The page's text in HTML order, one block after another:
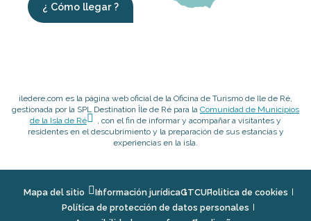
¿ Cómo llegar ?
iledere.com es la página web oficial de la Oficina de Turismo de Ile de Ré,
gestionada por la SPL Destination Île de Ré para la Comunidad de Municipios
de la Isla de Ré
, con el fin de informar y acompañar a visitantes y
residentes en el descubrimiento y la preparación de sus estancias y
experiencias en la isla.
Mapa del sitio Información jurídicaGTCUPolitica de cookies
Política de protección de datos personales